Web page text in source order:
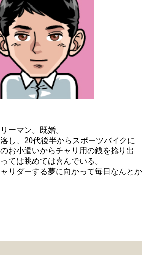
ーマン。既婚。
し、20代後半からスポーツバイクに
お小遣いからチャリ用の銭を捻り出
ては眺めては喜んでいる。
リダーする夢に向かって毎日なんとか